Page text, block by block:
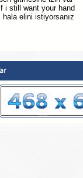
i still want your hand
hala elini istiyorsanız